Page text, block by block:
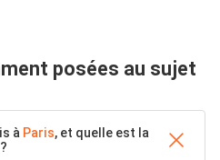
posées au sujet
à Paris, et quelle est la